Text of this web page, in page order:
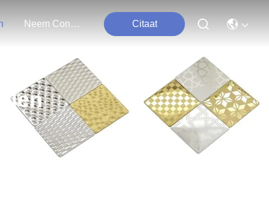
Neem Contact Met Ons Op Citaat